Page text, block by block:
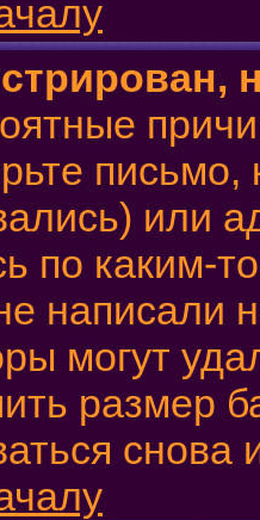
или
по каким-
написали
могут
размер
снова